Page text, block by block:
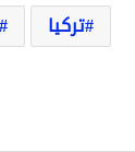
تركيا